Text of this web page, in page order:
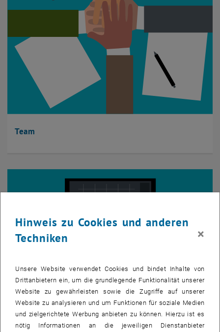
Team
Hinweis zu Cookies und anderen
Techniken
×
Unsere Website verwendet Cookies und bindet Inhalte von
Drittanbietern ein, um die grundlegende Funktionalität unserer
Website zu gewährleisten sowie die Zugriffe auf unserer
Website zu analysieren und um Funktionen für soziale Medien
und zielgerichtete Werbung anbieten zu können. Hierzu ist es
nötig Informationen an die jeweiligen Dienstanbieter